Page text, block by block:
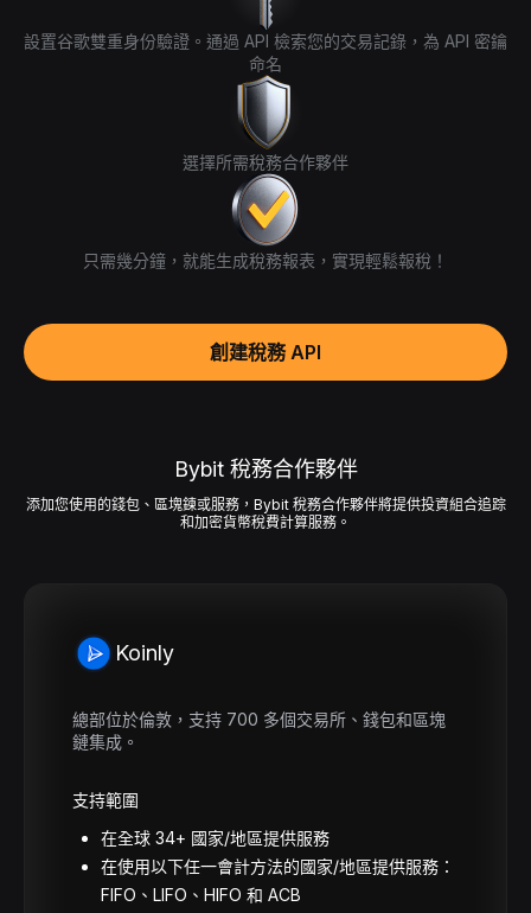
設置谷歌雙重身份驗證。通過 API 檢索您的交易記錄，為 API 密鑰
命名
選擇所需稅務合作夥伴
只需幾分鐘，就能生成稅務報表，實現輕鬆報稅！
創建稅務 API
Bybit 稅務合作夥伴
添加您使用的錢包、區塊鍊或服務，Bybit 稅務合作夥伴將提供投資組合追踪
和加密貨幣稅費計算服務。
Koinly
總部位於倫敦，支持 700 多個交易所、錢包和區塊
鏈集成。
支持範圍
在全球 34+ 國家/地區提供服務
在使用以下任一會計方法的國家/地區提供服務：
FIFO、LIFO、HIFO 和 ACB